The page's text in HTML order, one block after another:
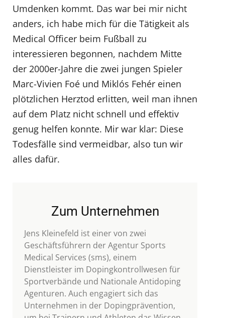
Umdenken kommt. Das war bei mir nicht
anders, ich habe mich für die Tätigkeit als
Medical Officer beim Fußball zu
interessieren begonnen, nachdem Mitte
der 2000er-Jahre die zwei jungen Spieler
Marc-Vivien Foé und Miklós Fehér einen
plötzlichen Herztod erlitten, weil man ihnen
auf dem Platz nicht schnell und effektiv
genug helfen konnte. Mir war klar: Diese
Todesfälle sind vermeidbar, also tun wir
alles dafür.
Zum Unternehmen
Jens Kleinefeld ist einer von zwei
Geschäftsführern der Agentur Sports
Medical Services (sms), einem
Dienstleister im Dopingkontrollwesen für
Sportverbände und Nationale Antidoping
Agenturen. Auch engagiert sich das
Unternehmen in der Dopingprävention,